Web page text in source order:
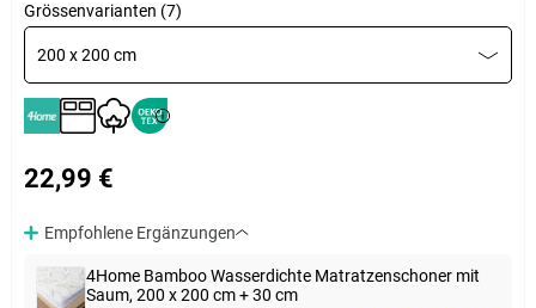
Grössenvarianten (7)
200 x 200 cm
22,99 €
Empfohlene Ergänzungen
4Home Bamboo Wasserdichte Matratzenschoner mit
Saum, 200 x 200 cm + 30 cm